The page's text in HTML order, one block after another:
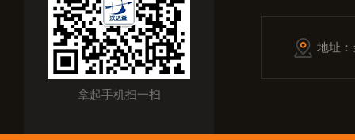
拿起手机扫一扫
地址